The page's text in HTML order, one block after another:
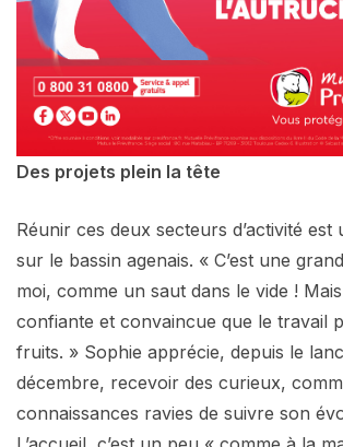
Des projets plein la tête
Réunir ces deux secteurs d’activité est
sur le bassin agenais. « C’est une
moi, comme un saut dans le vide !
confiante et convaincue que le travail
fruits. » Sophie apprécie, depuis le
décembre, recevoir des curieux,
connaissances ravies de suivre son